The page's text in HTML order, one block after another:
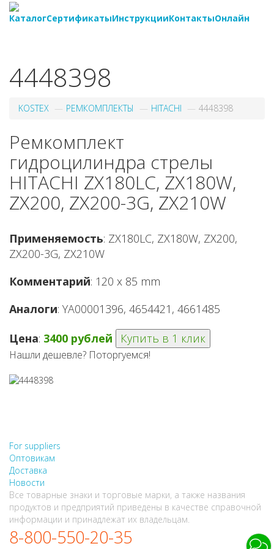
КаталогСертификатыИнструкцииКонтактыОнлайн
4448398
KOSTEX РЕМКОМПЛЕКТЫ HITACHI 4448398
Ремкомплект
гидроцилиндра стрелы
HITACHI ZX180LC, ZX180W,
ZX200, ZX200-3G, ZX210W
Применяемость: ZX180LC, ZX180W, ZX200,
ZX200-3G, ZX210W
Комментарий: 120 x 85 mm
Аналоги: YA00001396, 4654421, 4661485
Цена: 3400 рублей Купить в 1 клик
Нашли дешевле? Поторгуемся!
For suppliers
Оптовикам
Доставка
Новости
Все товарные знаки и торговые марки, а также названия
продуктов и предприятий приведены в качестве справочной
информации и принадлежат их владельцам.
8-800-550-20-35